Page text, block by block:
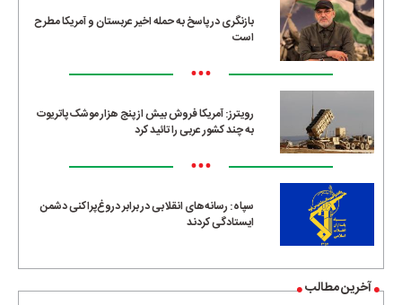
بازنگری در پاسخ به حمله اخیر عربستان و آمریکا مطرح
است
•••
رویترز: آمریکا فروش بیش از پنج هزار موشک پاتریوت
به چند کشور عربی را تائید کرد
•••
سپاه: رسانه‌های انقلابی در برابر دروغ‌پراکنی دشمن
ایستادگی کردند
آخرین مطالب